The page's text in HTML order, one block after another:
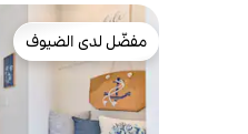
مفضّل لدى الضيوف
مفضّل لدى الضيوف